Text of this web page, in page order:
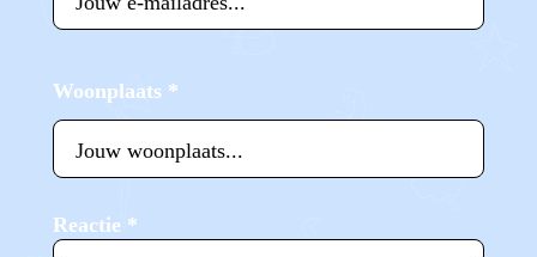
Woonplaats *
Reactie *